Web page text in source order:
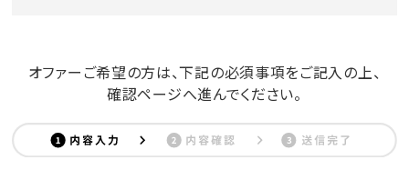
オファーご希望の方は、下記の必須事項をご記入の上、
確認ページへ進んでください。